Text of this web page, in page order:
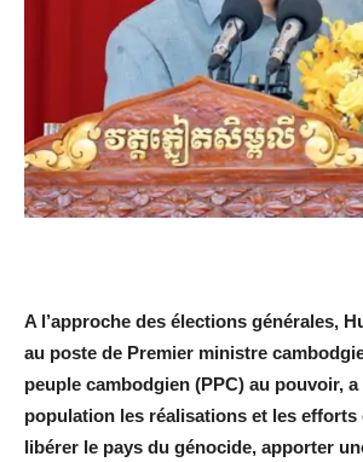
A l’approche des élections générales,
au poste de Premier ministre
peuple cambodgien (PPC) au pouvoir, a
population les réalisations et les efforts
libérer le pays du génocide, apporter